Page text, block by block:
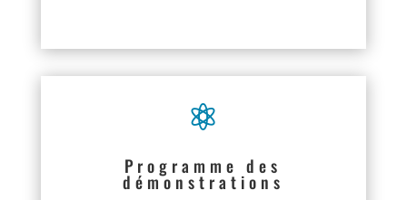

Programme des
démonstrations